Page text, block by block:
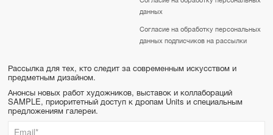
данных
Согласие на обработку персональных
данных подписчиков на рассылки
Рассылка для тех, кто следит за современным искусством и
предметным дизайном.
Анонсы новых работ художников, выставок и коллабораций
SAMPLE, приоритетный доступ к дропам Units и специальным
предложениям галереи.